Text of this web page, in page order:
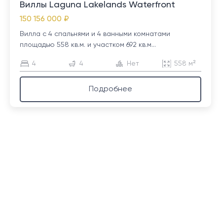
Виллы Laguna Lakelands Waterfront
150 156 000 ₽
Вилла с 4 спальнями и 4 ванными комнатами
площадью 558 кв.м. и участком 692 кв.м...
4 4 Нет 558 м²
Подробнее